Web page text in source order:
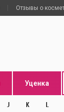
Отзывы о
Уценка
J K L